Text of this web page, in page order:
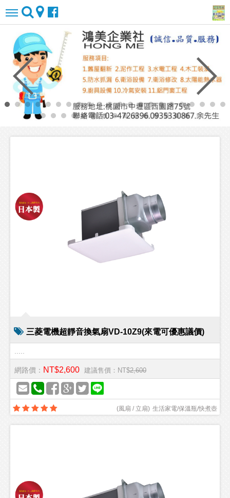
三菱電機超靜音換氣扇VD-10Z9(來電可優惠議價)
網路價： NT$2,600 建議售價：NT$2,600
生活家電/保溫瓶/快煮壺
(風扇 / 立扇)